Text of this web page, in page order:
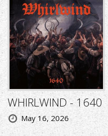
WHIRLWIND - 1640
May 16, 2026